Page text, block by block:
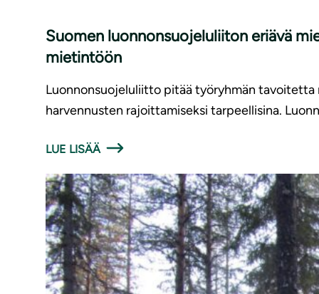
Suomen luonnonsuojeluliiton eriävä
mietintöön
Luonnonsuojeluliitto pitää työryhmän
harvennusten rajoittamiseksi tarpeellisina.
LUE LISÄÄ